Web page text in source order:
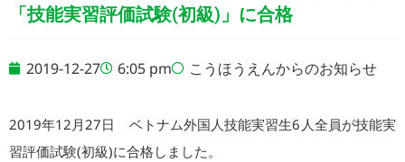
「技能実習評価試験(初級)」に合格
2019-12-27 6:05 pm こうほうえんからのお知らせ
2019年12月27日 ベトナム外国人技能実習生6人全員が技能実
習評価試験(初級)に合格しました。